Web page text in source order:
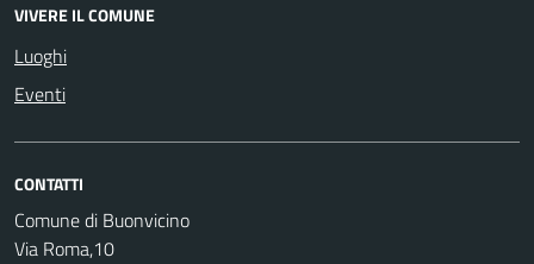
VIVERE IL COMUNE
Luoghi
Eventi
CONTATTI
Comune di Buonvicino
Via Roma,10